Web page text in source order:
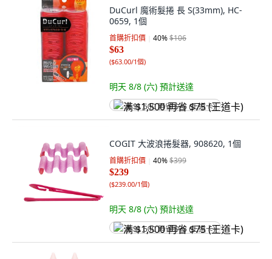
DuCurl 魔術髮捲 長 S(33mm), HC-
0659, 1個
首購折扣價 40%$106
$63
($63.00/1個)
明天 8/8 (六) 預計送達
满 $1,500 再省 $75 (王道卡)
COGIT 大波浪捲髮器, 908620, 1個
首購折扣價 40%$399
$239
($239.00/1個)
明天 8/8 (六) 預計送達
满 $1,500 再省 $75 (王道卡)